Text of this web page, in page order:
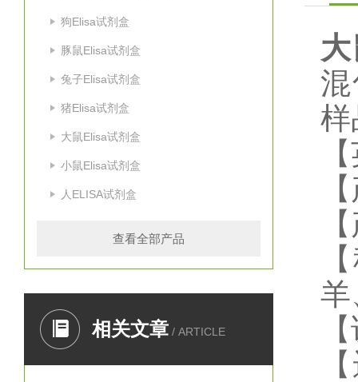
狗Elisa试剂盒
豚鼠Elisa试剂盒
兔子Elisa试剂盒
猪Elisa试剂盒
大鼠Elisa试剂盒
小鼠Elisa试剂盒
人ELISA试剂盒
查看全部产品
相关文章 / ARTICLE
样
羊